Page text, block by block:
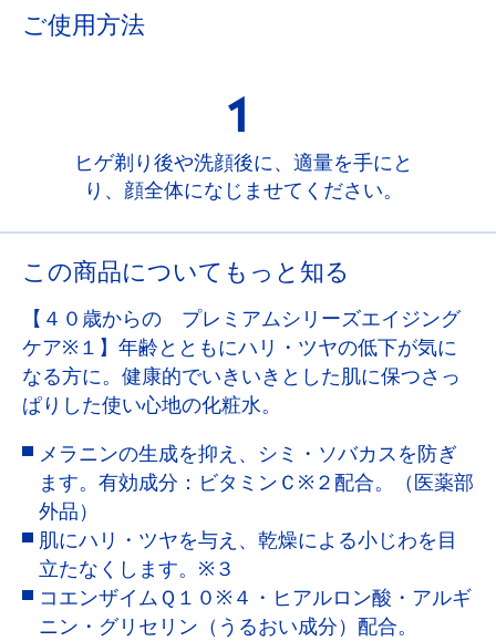
ご使用方法
1
ヒゲ剃り後や洗顔後に、適量を手にと
り、顔全体になじませてください。
この商品についてもっと知る
【４０歳からの プレミアムシリーズエイジング
ケア※１】年齢とともにハリ・ツヤの低下が気に
なる方に。健康的でいきいきとした肌に保つさっ
ぱりした使い心地の化粧水。
メラニンの生成を抑え、シミ・ソバカスを防ぎ
ます。有効成分：ビタミンＣ※２配合。（医薬部
外品）
肌にハリ・ツヤを与え、乾燥による小じわを目
立たなくします。※３
コエンザイムＱ１０※４・ヒアルロン酸・アルギ
ニン・グリセリン（うるおい成分）配合。